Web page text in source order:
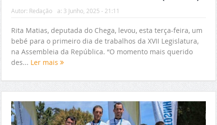
Autor: Redação a: 3 Junho, 2025 - 21:11
Rita Matias, deputada do Chega, levou, esta terça-feira, um
bebé para o primeiro dia de trabalhos da XVII Legislatura,
na Assembleia da República. “O momento mais querido
des... Ler mais